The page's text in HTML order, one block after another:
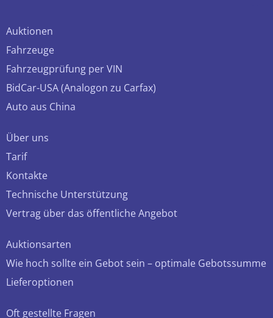
Auktionen
Fahrzeuge
Fahrzeugprüfung per VIN
BidCar-USA (Analogon zu Carfax)
Auto aus China
Über uns
Tarif
Kontakte
Technische Unterstützung
Vertrag über das öffentliche Angebot
Auktionsarten
Wie hoch sollte ein Gebot sein – optimale Gebotssumme
Lieferoptionen
Oft gestellte Fragen